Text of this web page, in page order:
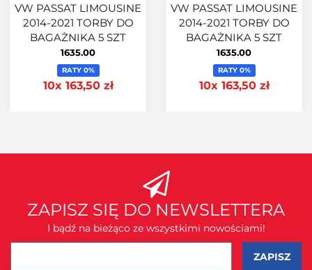
VW PASSAT LIMOUSINE
2014-2021 TORBY DO
BAGAŻNIKA 5 SZT
1635.00
RATY 0%
10x 163,50 zł
VW PASSAT LIMOUSINE
2014-2021 TORBY DO
BAGAŻNIKA 5 SZT
1635.00
RATY 0%
10x 163,50 zł
ZAPISZ SIĘ DO NEWSLETTERA
I bądź na bieżąco ze wszystkimi nowościami!